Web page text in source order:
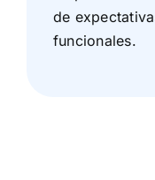
de
funcionales.